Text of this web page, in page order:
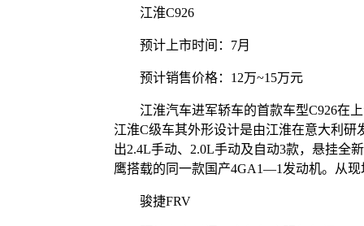
江淮C926
预计上市时间：7月
预计销售价格：12万~15万元
江淮汽车进军轿车的首款车型C926在上
江淮C级车其外形设计是由江淮在意大利
出2.4L手动、2.0L手动及自动3款，悬挂全
鹰搭载的同一款国产4GA1—1发动机。从
骏捷FRV